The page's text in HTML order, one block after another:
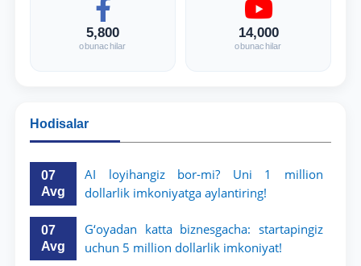
5,800
obunachilar
14,000
obunachilar
Hodisalar
07
Avg
AI loyihangiz bor-mi? Uni 1 million
dollarlik imkoniyatga aylantiring!
07
Avg
G‘oyadan katta biznesgacha: startapingiz
uchun 5 million dollarlik imkoniyat!